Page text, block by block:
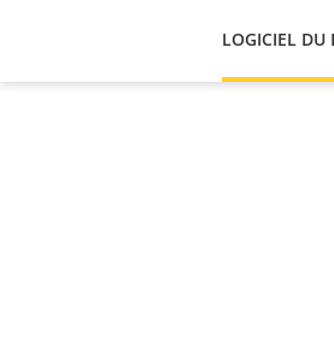
LOGICIEL DU